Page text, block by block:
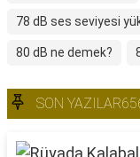
78 dB ses seviyesi
80 dB ne demek?
SON